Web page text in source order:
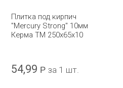
Плитка под кирпич
"Mercury Strong" 10мм
Керма ТМ 250х65х10
54,99 Р за 1 шт.